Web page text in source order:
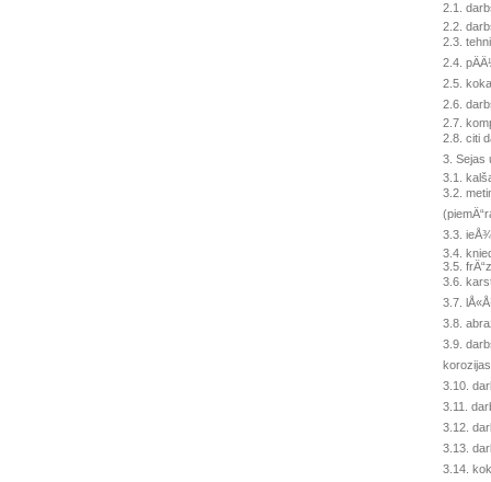
2.1.
2.2.
2.3.
2.4.
2.5.
2.6.
2.7.
2.8. citi
3. Sejas
3.1.
3.2.
3.3.
3.4.
3.5.
3.6.
3.7.
3.8.
3.9.
3.10.
3.11.
3.12.
3.13.
3.14.